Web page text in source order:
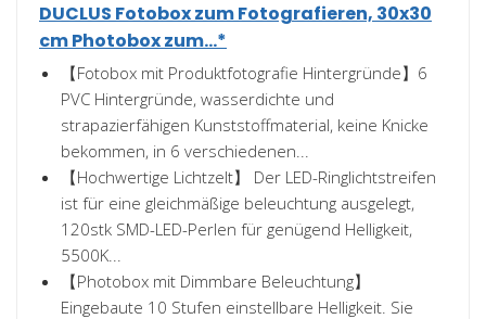
DUCLUS Fotobox zum Fotografieren, 30x30
cm Photobox zum...*
【Fotobox mit Produktfotografie Hintergründe】6
PVC Hintergründe, wasserdichte und
strapazierfähigen Kunststoffmaterial, keine Knicke
bekommen, in 6 verschiedenen...
【Hochwertige Lichtzelt】 Der LED-Ringlichtstreifen
ist für eine gleichmäßige beleuchtung ausgelegt,
120stk SMD-LED-Perlen für genügend Helligkeit,
5500K...
【Photobox mit Dimmbare Beleuchtung】
Eingebaute 10 Stufen einstellbare Helligkeit. Sie